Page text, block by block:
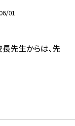
01
長先生からは、先